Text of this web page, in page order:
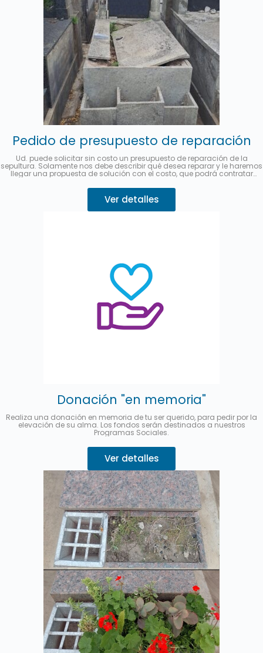
Pedido de presupuesto de reparación
Ud. puede solicitar sin costo un presupuesto de reparación de la
sepultura. Solamente nos debe describir qué desea reparar y le haremos
llegar una propuesta de solución con el costo, que podrá contratar
interés con MercadoPago.Describa su pedido 👇
Ver detalles
Donación "en memoria"
Realiza una donación en memoria de tu ser querido, para pedir por la
elevación de su alma. Los fondos serán destinados a nuestros
Programas Sociales.
Ver detalles